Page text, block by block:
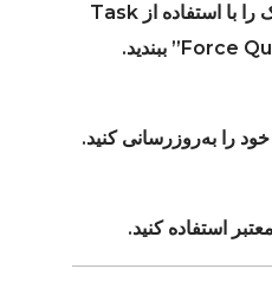
پنجره‌های پاپ‌آپ مشکوک را با استفاده از Task
را به‌روزرسانی کنید.
استفاده کنید.